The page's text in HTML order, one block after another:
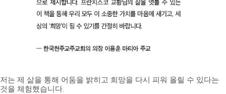
저는 제 삶을 통해 어둠을 밝히고 희망을 다시 피워 올릴 수 있다는
것을 체험했습니다.